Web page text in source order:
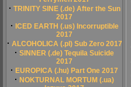
· TRINITY SINE (.de) After the Sun
2017
· ICED EARTH (.us) Incorruptible
2017
· ALCOHOLICA (.pl) Sub Zero 2017
· SINNER (.de) Tequila Suicide
2017
· EUROPICA (.hu) Part One 2017
· NOKTURNAL MORTUM (.ua)